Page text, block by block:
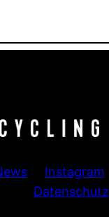
Instagram
Datenschutz